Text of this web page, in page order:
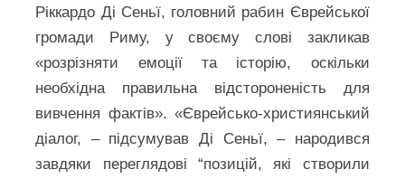
Ріккардо Ді Сеньї, головний рабин Єврейської
громади Риму, у своєму слові закликав
«розрізняти емоції та історію, оскільки
необхідна правильна відстороненість для
вивчення фактів». «Єврейсько-християнський
діалог, – підсумував Ді Сеньї, – народився
завдяки переглядові “позицій, які створили